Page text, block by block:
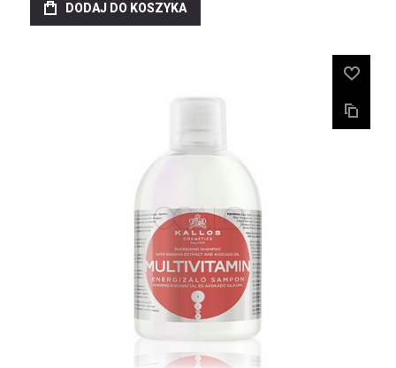
DODAJ DO KOSZYKA